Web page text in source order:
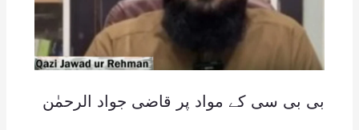
بی بی سی کے مواد پر قاضی جواد الرحمٰن